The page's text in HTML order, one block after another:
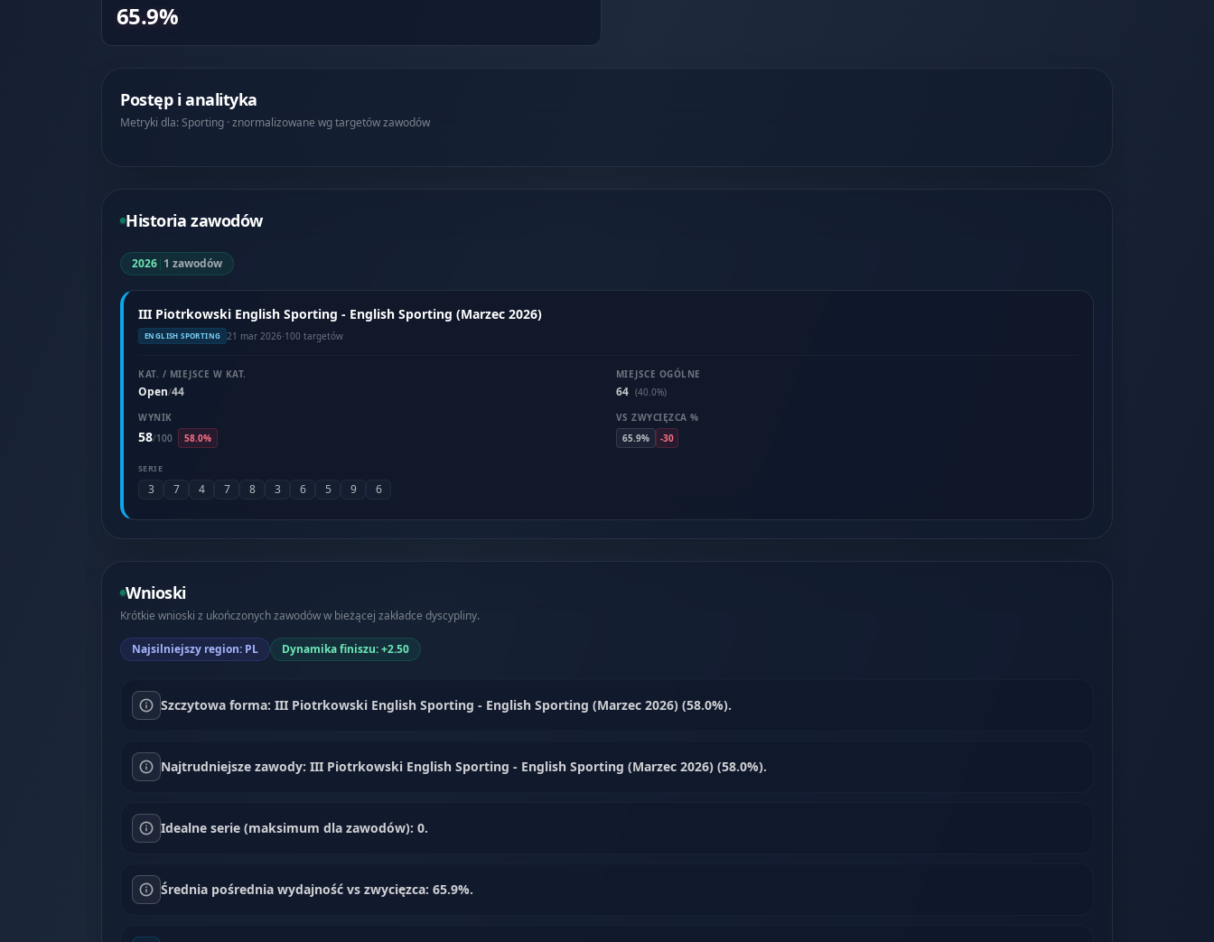
65.9%
Postęp i analityka
Metryki dla: Sporting · znormalizowane wg targetów zawodów
Historia zawodów
2026| 1 zawodów
III Piotrkowski English Sporting - English Sporting (Marzec 2026)
ENGLISH SPORTING 21 mar 2026·100 targetów
KAT. / MIEJSCE W KAT.
Open/44
MIEJSCE OGÓLNE
64 (40.0%)
WYNIK
58/100 58.0%
VS ZWYCIĘZCA %
65.9%
-30
SERIE
3 7 4 7 8 3 6 5 9 6
Wnioski
Krótkie wnioski z ukończonych zawodów w bieżącej zakładce dyscypliny.
Najsilniejszy region: PL Dynamika finiszu: +2.50
Szczytowa forma: III Piotrkowski English Sporting - English Sporting (Marzec 2026) (58.0%).
Najtrudniejsze zawody: III Piotrkowski English Sporting - English Sporting (Marzec 2026) (58.0%).
Idealne serie (maksimum dla zawodów): 0.
Średnia pośrednia wydajność vs zwycięzca: 65.9%.